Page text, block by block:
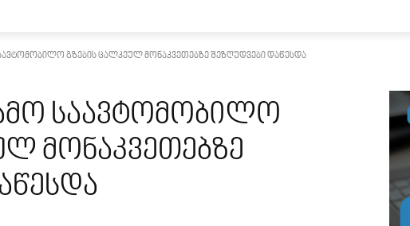
გზების ცალკეულ მონაკვეთებზე შეზღუდვები დაწესდა
საავტომობილო
მონაკვეთებზე